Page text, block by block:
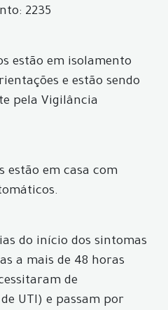
2235
estão em isolamento
e estão sendo
pela Vigilância
estão em casa com
do início dos sintomas
a mais de 48 horas
de
UTI) e passam por